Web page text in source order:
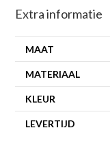
Extra informatie
MAAT
MATERIAAL
KLEUR
LEVERTIJD